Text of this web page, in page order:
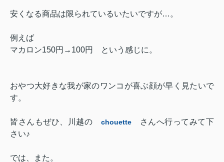
安くなる商品は限られているいたいですが…。
例えば
マカロン150円→100円 という感じに。
おやつ大好きな我が家のワンコが喜ぶ顔が早く見たいで
す。
皆さんもぜひ、川越の chouetteさんへ行ってみて下
さい♪
では、また。